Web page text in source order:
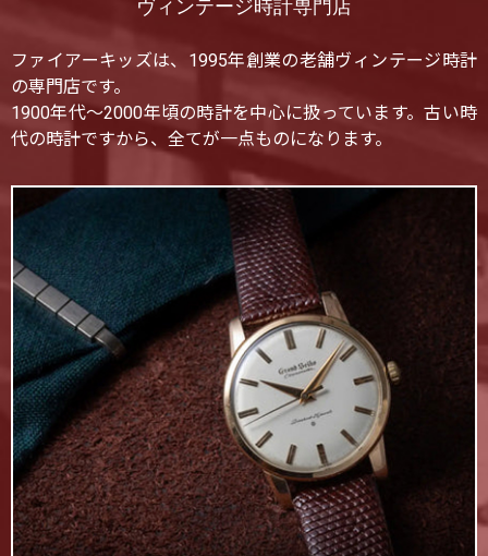
ヴィンテージ時計専門店
ファイアーキッズは、1995年創業の老舗ヴィンテージ時計
の専門店です。
1900年代〜2000年頃の時計を中心に扱っています。古い時
代の時計ですから、全てが一点ものになります。